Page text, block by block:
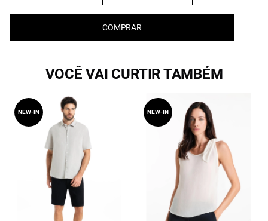
COMPRAR
VOCÊ VAI CURTIR TAMBÉM
NEW-IN NEW-IN